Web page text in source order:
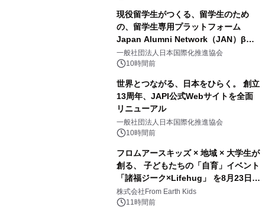
現役留学生がつくる、留学生のため
の、留学生専用プラットフォーム
Japan Alumni Network（JAN）β版
をリリース
一般社団法人日本国際化推進協会
10時間前
世界とつながる、日本をひらく。 創立
13周年、JAPI公式Webサイトを全面
リニューアル
一般社団法人日本国際化推進協会
10時間前
フロムアースキッズ × 地域 × 大学生が
創る、 子どもたちの「自育」イベント
「諸福ジーク×Lifehug」 を8月23日
(日)開催
株式会社From Earth Kids
11時間前